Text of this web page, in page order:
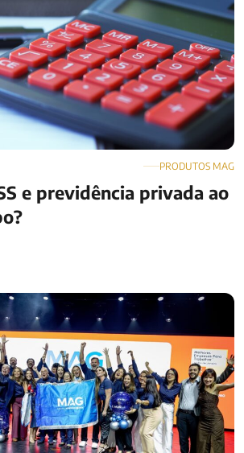
PRODUTOS MAG
e previdência privada ao
para se trabalhar no Rio de Janeiro